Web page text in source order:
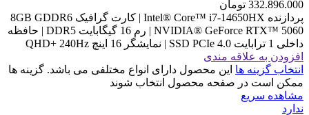
332.896.000 تومان
پردازنده Intel® Core™ i7-14650HX | کارت گرافیک 8GB GDDR6
NVIDIA® GeForce RTX™ 5060 | رم 16 گیگابایت DDR5 | حافظه
داخلی 1 ترابایت SSD PCIe 4.0 | نمایشگر 16 اینچ QHD+ 240Hz
افزودن به علاقه مندی
انتخاب گزینه ها این محصول دارای انواع مختلفی می باشد. گزینه ها
ممکن است در صفحه محصول انتخاب شوند
مشاهده سریع
ندارد